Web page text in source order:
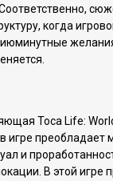
когда
Toca Life:
игре преобладает
и
В этой игре